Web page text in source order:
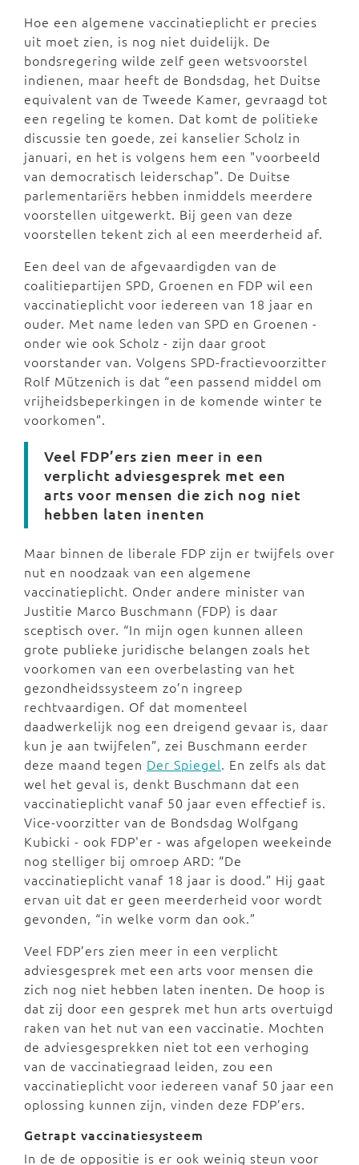
Hoe een algemene vaccinatieplicht er precies
uit moet zien, is nog niet duidelijk. De
bondsregering wilde zelf geen wetsvoorstel
indienen, maar heeft de Bondsdag, het Duitse
equivalent van de Tweede Kamer, gevraagd tot
een regeling te komen. Dat komt de politieke
discussie ten goede, zei kanselier Scholz in
januari, en het is volgens hem een "voorbeeld
van democratisch leiderschap". De Duitse
parlementariërs hebben inmiddels meerdere
voorstellen uitgewerkt. Bij geen van deze
voorstellen tekent zich al een meerderheid af.
Een deel van de afgevaardigden van de
coalitiepartijen SPD, Groenen en FDP wil een
vaccinatieplicht voor iedereen van 18 jaar en
ouder. Met name leden van SPD en Groenen -
onder wie ook Scholz - zijn daar groot
voorstander van. Volgens SPD-fractievoorzitter
Rolf Mützenich is dat “een passend middel om
vrijheidsbeperkingen in de komende winter te
voorkomen”.
Veel FDP’ers zien meer in een
verplicht adviesgesprek met een
arts voor mensen die zich nog niet
hebben laten inenten
Maar binnen de liberale FDP zijn er twijfels over
nut en noodzaak van een algemene
vaccinatieplicht. Onder andere minister van
Justitie Marco Buschmann (FDP) is daar
sceptisch over. “In mijn ogen kunnen alleen
grote publieke juridische belangen zoals het
voorkomen van een overbelasting van het
gezondheidssysteem zo’n ingreep
rechtvaardigen. Of dat momenteel
daadwerkelijk nog een dreigend gevaar is, daar
kun je aan twijfelen”, zei Buschmann eerder
deze maand tegen Der Spiegel. En zelfs als dat
wel het geval is, denkt Buschmann dat een
vaccinatieplicht vanaf 50 jaar even effectief is.
Vice-voorzitter van de Bondsdag Wolfgang
Kubicki - ook FDP'er - was afgelopen weekeinde
nog stelliger bij omroep ARD: “De
vaccinatieplicht vanaf 18 jaar is dood.” Hij gaat
ervan uit dat er geen meerderheid voor wordt
gevonden, “in welke vorm dan ook.”
Veel FDP’ers zien meer in een verplicht
adviesgesprek met een arts voor mensen die
zich nog niet hebben laten inenten. De hoop is
dat zij door een gesprek met hun arts overtuigd
raken van het nut van een vaccinatie. Mochten
de adviesgesprekken niet tot een verhoging
van de vaccinatiegraad leiden, zou een
vaccinatieplicht voor iedereen vanaf 50 jaar een
oplossing kunnen zijn, vinden deze FDP’ers.
Getrapt vaccinatiesysteem
In de de oppositie is er ook weinig steun voor